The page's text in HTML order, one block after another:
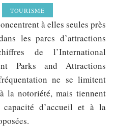
TOURISME
à elles seules près
les parcs d’attractions
de l’International
Parks and Attractions
ne se limitent
la notoriété, mais tiennent
d’accueil et à la